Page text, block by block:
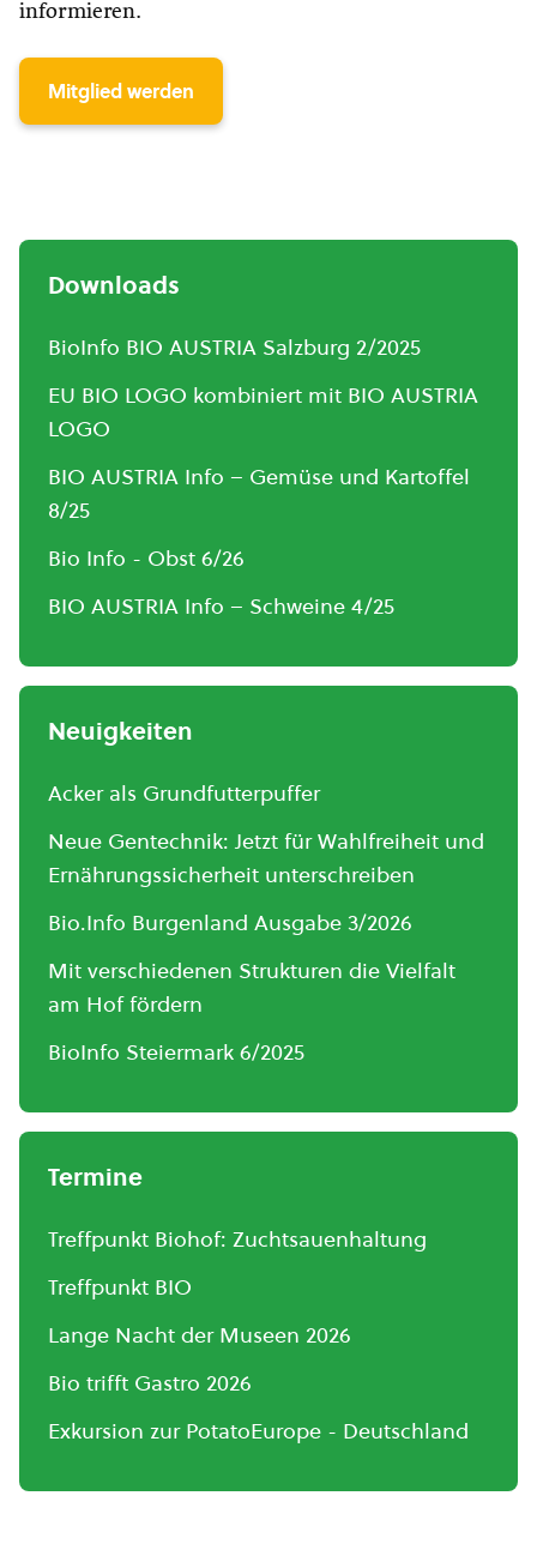
informieren.
Mitglied werden
Downloads
BioInfo BIO AUSTRIA Salzburg 2/2025
EU BIO LOGO kombiniert mit BIO AUSTRIA
LOGO
BIO AUSTRIA Info – Gemüse und Kartoffel
8/25
Bio Info - Obst 6/26
BIO AUSTRIA Info – Schweine 4/25
Neuigkeiten
Acker als Grundfutterpuffer
Neue Gentechnik: Jetzt für Wahlfreiheit und
Ernährungssicherheit unterschreiben
Bio.Info Burgenland Ausgabe 3/2026
Mit verschiedenen Strukturen die Vielfalt
am Hof fördern
BioInfo Steiermark 6/2025
Termine
Treffpunkt Biohof: Zuchtsauenhaltung
Treffpunkt BIO
Lange Nacht der Museen 2026
Bio trifft Gastro 2026
Exkursion zur PotatoEurope - Deutschland